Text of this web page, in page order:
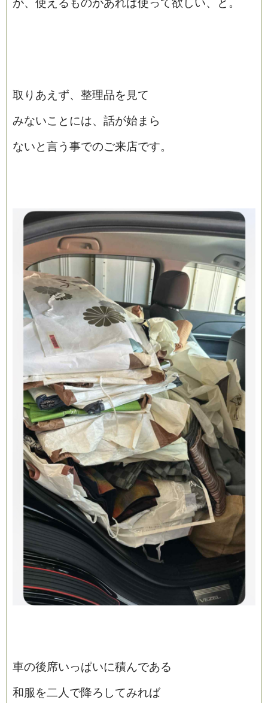
が、使えるものがあれば使って欲しい、と。
取りあえず、整理品を見て
みないことには、話が始まら
ないと言う事でのご来店です。
車の後席いっぱいに積んである
和服を二人で降ろしてみれば